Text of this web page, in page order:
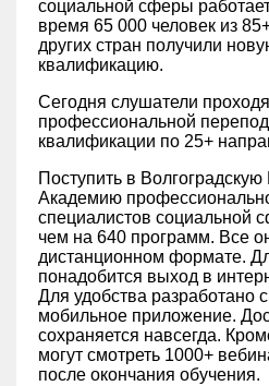
социальной сферы
время 65 000 человек из
других стран получили
квалификацию.
Сегодня слушатели
профессиональной
квалификации по 25+
Поступить в
Академию
специалистов социальной
чем на 640 программ. Все
дистанционном формате.
понадобится выход в
Для удобства разработано
мобильное приложение.
сохраняется навсегда.
могут смотреть 1000+
после окончания обучения.